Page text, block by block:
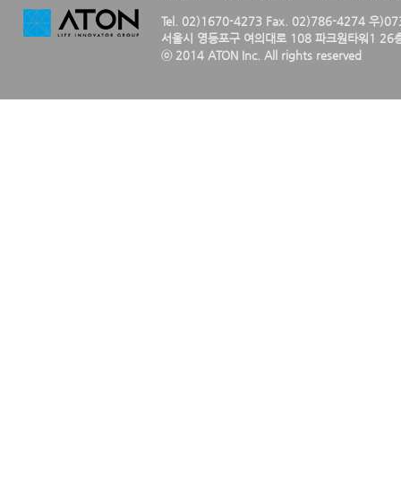
Tel. 02)1670-4273 Fax. 02)786-4274 우
서울시 영등포구 여의대로 108 파크원타워1 26
ⓒ 2014 ATON Inc. All rights reserved